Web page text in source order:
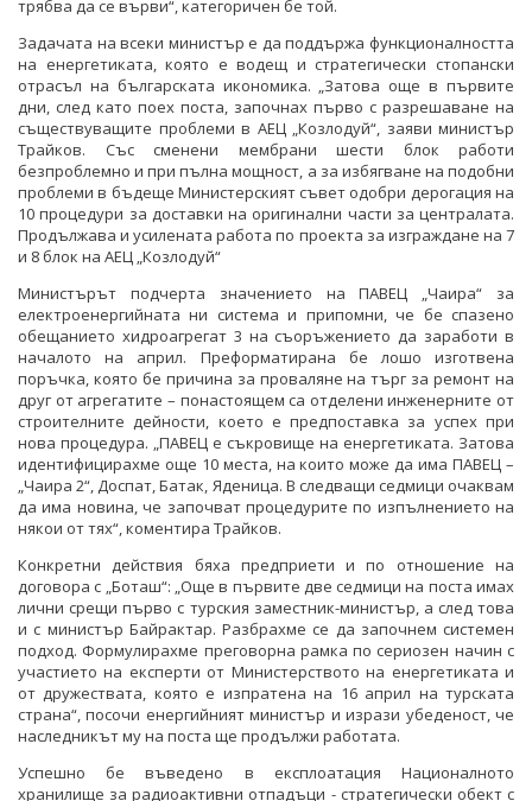
трябва да се върви“, категоричен бе той.
Задачата на всеки министър е да поддържа функционалността
на енергетиката, която е водещ и стратегически стопански
отрасъл на българската икономика. „Затова още в първите
дни, след като поех поста, започнах първо с разрешаване на
съществуващите проблеми в АЕЦ „Козлодуй“, заяви министър
Трайков. Със сменени мембрани шести блок работи
безпроблемно и при пълна мощност, а за избягване на подобни
проблеми в бъдеще Министерският съвет одобри дерогация на
10 процедури за доставки на оригинални части за централата.
Продължава и усилената работа по проекта за изграждане на 7
и 8 блок на АЕЦ „Козлодуй“
Министърът подчерта значението на ПАВЕЦ „Чаира“ за
електроенергийната ни система и припомни, че бе спазено
обещанието хидроагрегат 3 на съоръжението да заработи в
началото на април. Преформатирана бе лошо изготвена
поръчка, която бе причина за проваляне на търг за ремонт на
друг от агрегатите – понастоящем са отделени инженерните от
строителните дейности, което е предпоставка за успех при
нова процедура. „ПАВЕЦ е съкровище на енергетиката. Затова
идентифицирахме още 10 места, на които може да има ПАВЕЦ –
„Чаира 2“, Доспат, Батак, Яденица. В следващи седмици очаквам
да има новина, че започват процедурите по изпълнението на
някои от тях“, коментира Трайков.
Конкретни действия бяха предприети и по отношение на
договора с „Боташ“: „Още в първите две седмици на поста имах
лични срещи първо с турския заместник-министър, а след това
и с министър Байрактар. Разбрахме се да започнем системен
подход. Формулирахме преговорна рамка по сериозен начин с
участието на експерти от Министерството на енергетиката и
от дружествата, която е изпратена на 16 април на турската
страна“, посочи енергийният министър и изрази убеденост, че
наследникът му на поста ще продължи работата.
Успешно бе въведено в експлоатация Националното
хранилище за радиоактивни отпадъци - стратегически обект с